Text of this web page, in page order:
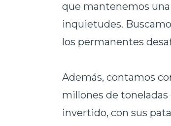
que mantenemos
inquietudes.
los permanentes
Además, contamos
millones de
invertido, con sus